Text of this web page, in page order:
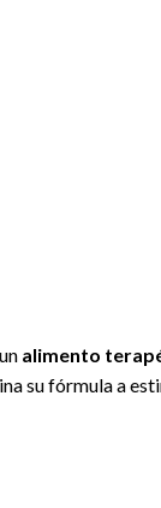
alimento
su fórmula a